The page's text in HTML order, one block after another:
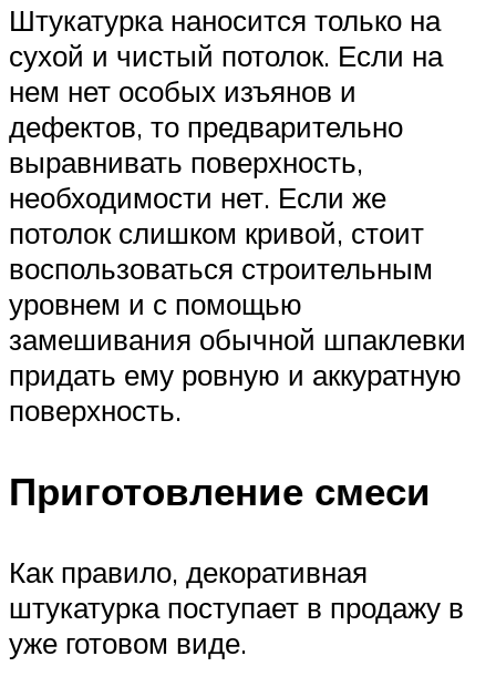
Штукатурка наносится только на
сухой и чистый потолок. Если на
нем нет особых изъянов и
дефектов, то предварительно
выравнивать поверхность,
необходимости нет. Если же
потолок слишком кривой, стоит
воспользоваться строительным
уровнем и с помощью
замешивания обычной шпаклевки
придать ему ровную и аккуратную
поверхность.
Приготовление смеси
Как правило, декоративная
штукатурка поступает в продажу в
уже готовом виде.